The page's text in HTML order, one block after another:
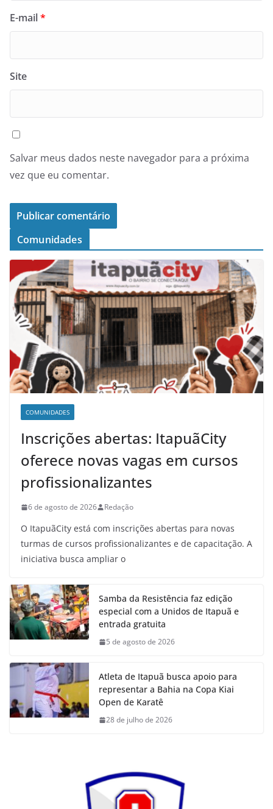
E-mail*
Site
Salvar meus dados neste navegador para a próxima
vez que eu comentar.
Comunidades
COMUNIDADES
Inscrições abertas: ItapuãCity
oferece novas vagas em cursos
profissionalizantes
6 de agosto de 2026 Redação
O ItapuãCity está com inscrições abertas para novas
turmas de cursos profissionalizantes e de capacitação. A
iniciativa busca ampliar o
Samba da Resistência faz edição
especial com a Unidos de Itapuã e
entrada gratuita
5 de agosto de 2026
Atleta de Itapuã busca apoio para
representar a Bahia na Copa Kiai
Open de Karatê
28 de julho de 2026